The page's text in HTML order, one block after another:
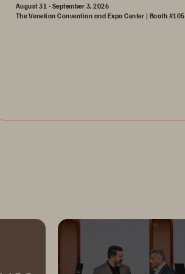
August 31 - September 3, 2026
The Venetian Convention and Expo Center | Booth #105